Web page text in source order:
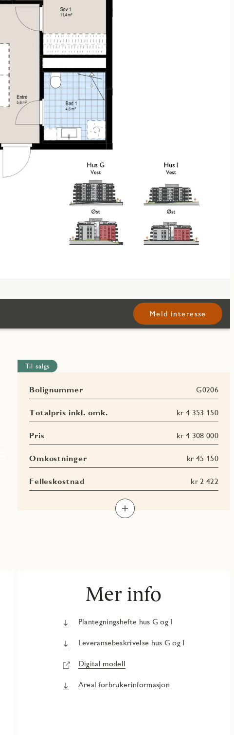
Meld interesse
Til salgs
Bolignummer G0206
Totalpris inkl. omk. kr 4 353 150
Pris kr 4 308 000
Omkostninger kr 45 150
Felleskostnad
kr 2 422
Les
Les
Mer info
Plantegningshefte hus G og I
Leveransebeskrivelse hus G og I
Digital modell
Areal forbrukerinformasjon